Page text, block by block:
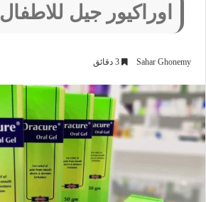
اوراكيور جيل للاطفال
Sahar Ghonemy